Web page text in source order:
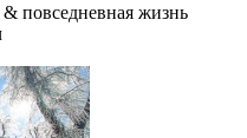
повседневная жизнь